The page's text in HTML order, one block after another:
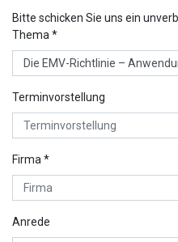
Bitte schicken Sie uns ein
Thema *
Terminvorstellung
Firma *
Anrede